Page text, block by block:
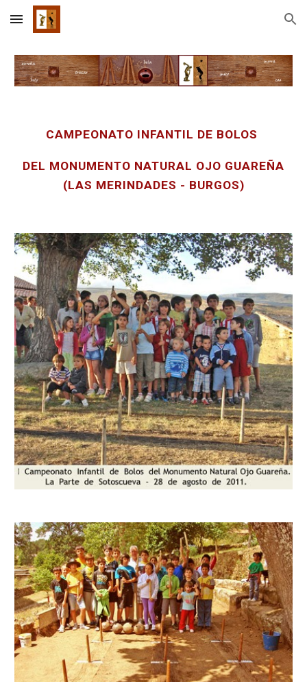
Skip to main content Skip to navigation
CAMPEONATO INFANTIL DE BOLOS
DEL MONUMENTO NATURAL OJO GUAREÑA
(LAS MERINDADES - BURGOS)